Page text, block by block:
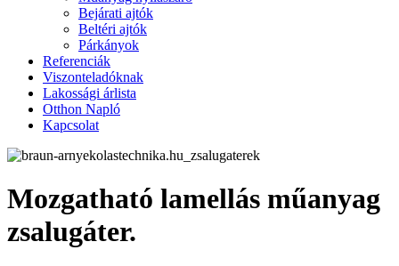
Bejárati ajtók
Beltéri ajtók
Párkányok
Referenciák
Viszonteladóknak
Lakossági árlista
Otthon Napló
Kapcsolat
Mozgatható lamellás műanyag
zsalugáter.